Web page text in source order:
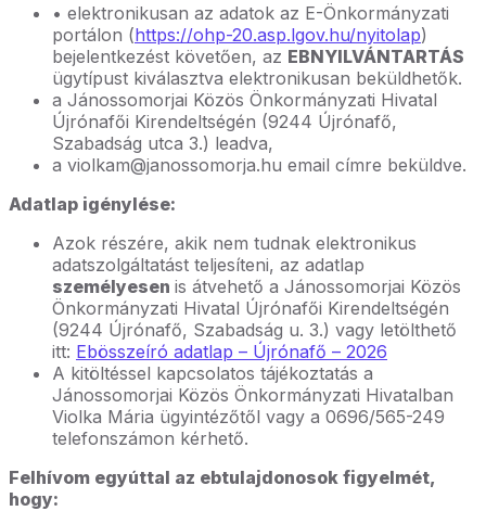
• elektronikusan az adatok az E-Önkormányzati
portálon (https://ohp-20.asp.lgov.hu/nyitolap)
bejelentkezést követően, az EBNYILVÁNTARTÁS
ügytípust kiválasztva elektronikusan beküldhetők.
a Jánossomorjai Közös Önkormányzati Hivatal
Újrónafői Kirendeltségén (9244 Újrónafő,
Szabadság utca 3.) leadva,
a violkam@janossomorja.hu email címre beküldve.
Adatlap igénylése:
Azok részére, akik nem tudnak elektronikus
adatszolgáltatást teljesíteni, az adatlap
személyesen is átvehető a Jánossomorjai Közös
Önkormányzati Hivatal Újrónafői Kirendeltségén
(9244 Újrónafő, Szabadság u. 3.) vagy letölthető
itt: Ebösszeíró adatlap – Újrónafő – 2026
A kitöltéssel kapcsolatos tájékoztatás a
Jánossomorjai Közös Önkormányzati Hivatalban
Violka Mária ügyintézőtől vagy a 0696/565-249
telefonszámon kérhető.
Felhívom egyúttal az ebtulajdonosok figyelmét,
hogy: